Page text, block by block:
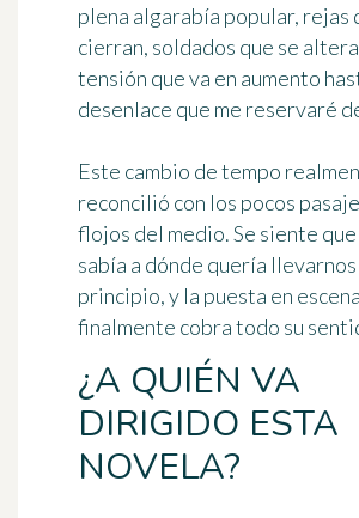
plena algarabía popular, rejas
cierran, soldados que se
tensión que va en aumento
desenlace que me reservaré
Este cambio de tempo
reconcilió con los pocos
flojos del medio. Se siente
sabía a dónde quería
principio, y la puesta en
finalmente cobra todo su
¿A QUIÉN VA
DIRIGIDO ESTA
NOVELA?